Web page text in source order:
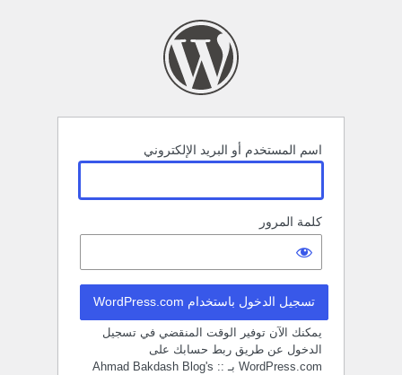
اسم المستخدم أو البريد الإلكتروني
كلمة المرور
تسجيل الدخول باستخدام WordPress.com
يمكنك الآن توفير الوقت المنقضي في تسجيل
الدخول عن طريق ربط حسابك على
WordPress.com بـ :: Ahmad Bakdash Blog's